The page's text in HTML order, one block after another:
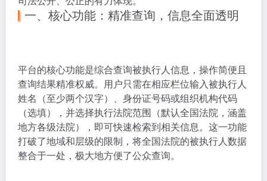
一、核心功能：精准查询，信息全面透明
平台的核心功能是综合查询被执行人信息，操作简便且
查询结果精准权威。用户只需在相应栏位输入被执行人
姓名（至少两个汉字）、身份证号码或组织机构代码
（选填），并选择执行法院范围（默认全国法院，涵盖
地方各级法院），即可快速检索到相关信息。这一功能
打破了地域和层级的限制，将全国法院的被执行人数据
整合于一处，极大地方便了公众查询。